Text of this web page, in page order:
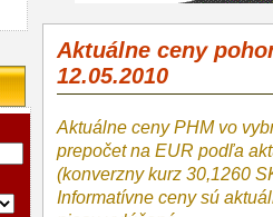
Aktuálne ceny
12.05.2010
Aktuálne ceny PHM vo
prepočet na EUR podľa
(konverzny kurz 30,1260
Informatívne ceny sú